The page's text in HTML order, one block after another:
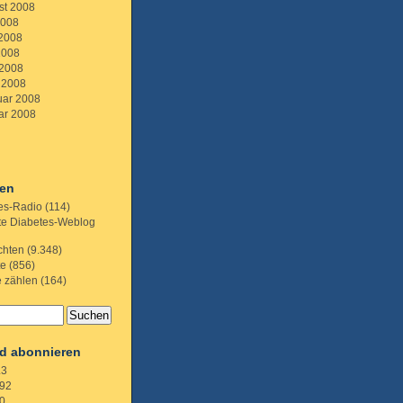
2008
2008
2008
Radio (114)
Diabetes-Weblog
(9.348)
(856)
zählen (164)
abonnieren